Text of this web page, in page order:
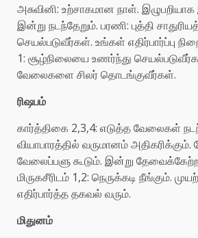
அசுவினி: உற்சாகமான நாள்.
இன்று நடந்தேறும். பரணி: புத்தி
செயல்படுவீர்கள். உங்கள் எதிர்பார்ப்பு
1: சூழ்நிலையை உணர்ந்து
வேலைகளை சிலர் தொடங்குவீர்கள்.
ரிஷபம்
கார்த்திகை 2,3,4: எடுத்த வேலைகள்
வியாபாரத்தில் வருமானம் அதிகரிக்கும்.
வேலைப்பளு கூடும். இன்று
மிருகசீரிடம் 1,2: நெருக்கடி நீங்கும்.
எதிர்பார்த்த தகவல் வரும்.
மிதுனம்